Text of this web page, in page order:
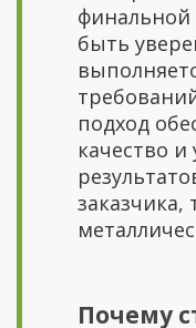
финальной
быть
подход
качество
заказчика,
Почему